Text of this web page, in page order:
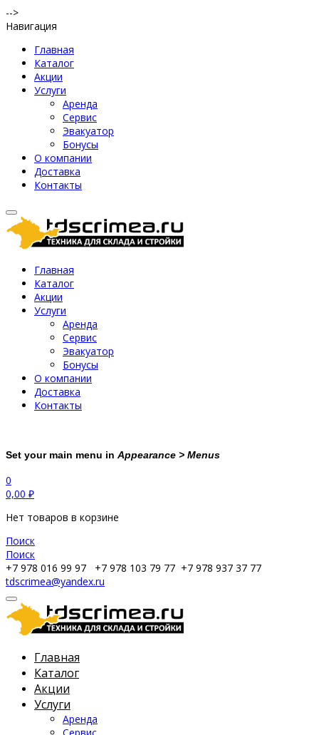
-->
Навигация
Главная
Каталог
Акции
Услуги
Аренда
Сервис
Эвакуатор
Бонусы
О компании
Доставка
Контакты
Главная
Каталог
Акции
Услуги
Аренда
Сервис
Эвакуатор
Бонусы
О компании
Доставка
Контакты
Set your main menu in Appearance > Menus
0
0,00 ₽
Нет товаров в корзине
Поиск
Поиск
+7 978 016 99 97
+7 978 103 79 77 +7 978 937 37 77
tdscrimea@yandex.ru
Главная
Каталог
Акции
Услуги
Аренда